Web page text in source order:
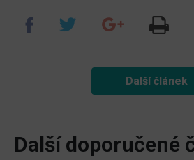
Další článek
Další doporučené